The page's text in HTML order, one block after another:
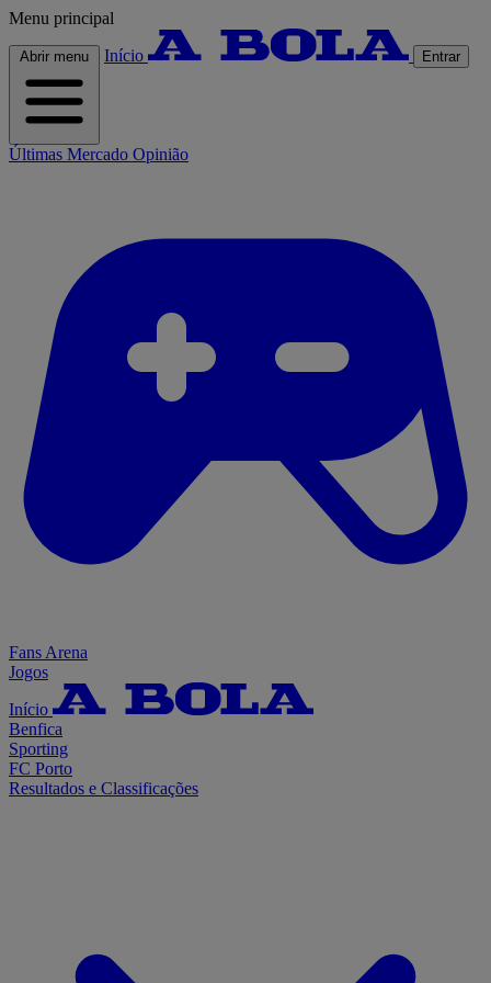
Menu principal
Abrir menu Início Entrar
Últimas Mercado Opinião
Fans Arena
Jogos
Início
Benfica
Sporting
FC Porto
Resultados e Classificações